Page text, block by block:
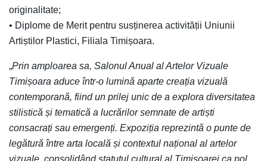
originalitate;
• Diplome de Merit pentru susținerea activității Uniunii
Artiștilor Plastici, Filiala Timișoara.
„Prin amploarea sa, Salonul Anual al Artelor Vizuale
Timișoara aduce într-o lumină aparte creația vizuală
contemporană, fiind un prilej unic de a explora diversitatea
stilistică și tematică a lucrărilor semnate de artiști
consacrați sau emergenți. Expoziția reprezintă o punte de
legătură între arta locală și contextul național al artelor
vizuale, consolidând statutul cultural al Timișoarei ca pol